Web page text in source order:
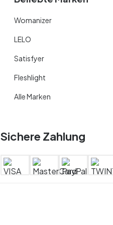
Womanizer
LELO
Satisfyer
Fleshlight
Alle Marken
Sichere Zahlung